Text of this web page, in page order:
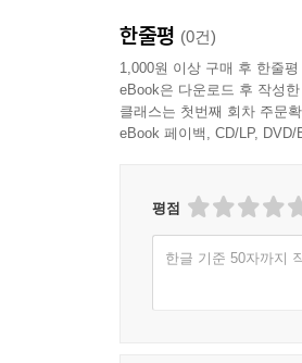
한줄평 (0건)
1,000원 이상 구매 후 한줄평
eBook은 다운로드 후 작성
클래스는 첫번째 회차 주문
eBook 페이백, CD/LP,
평점
한글 기준 50자까지